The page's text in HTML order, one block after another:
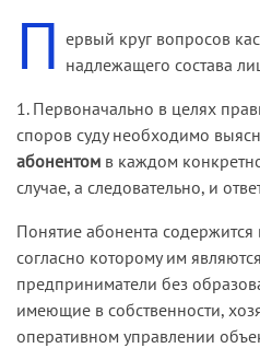
П ервый круг вопросов
надлежащего состава
1. Первоначально в целях
споров суду необходимо
абонентом в каждом
случае, а следовательно, и
Понятие абонента содержится
согласно которому им
предприниматели без
имеющие в собственности,
оперативном управлении